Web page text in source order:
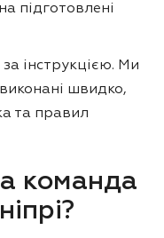
підготовлені
інструкцією. Ми
швидко,
та правил
команда